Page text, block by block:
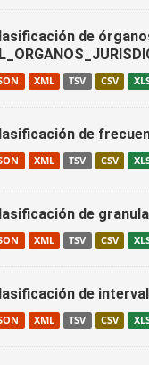
de
XML TSV CSV
de
XML TSV CSV
de
XML TSV CSV
de
XML TSV CSV